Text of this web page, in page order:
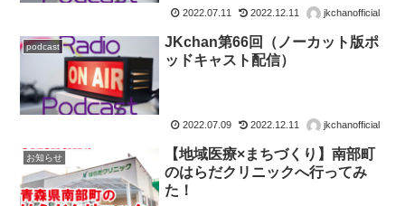
2022.07.11 2022.12.11 jkchanofficial
podcast
JKchan第66回（ノーカット版ポ
ッドキャスト配信）
2022.07.09 2022.12.11 jkchanofficial
お知らせ
【地域医療×まちづくり】南部町
のはらだクリニックへ行ってみ
た！